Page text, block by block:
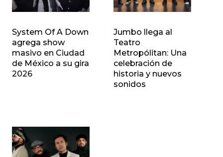
System Of A Down
agrega show
masivo en Ciudad
de México a su gira
2026
Jumbo llega al
Teatro
Metropólitan: Una
celebración de
historia y nuevos
sonidos